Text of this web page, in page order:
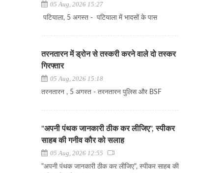
05 Aug, 2026 15:27
पटियाला, 5 अगस्त - पटियाला में भादसों के पास
तरनतारन में ड्रोन से तस्करी करने वाले दो तस्कर
गिरफ्तार
05 Aug, 2026 15:18
तरनतारन , 5 अगस्त - तरनतारन पुलिस और BSF
"अपनी पंथक जानकारी ठीक कर लीजिए", स्पीकर
साहब की गनीव कौर को सलाह
05 Aug, 2026 12:55
"अपनी पंथक जानकारी ठीक कर लीजिए", स्पीकर साहब की